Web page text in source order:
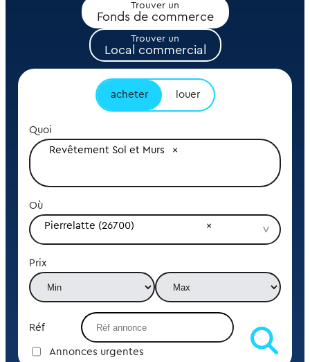
Trouver un
Fonds de commerce
Trouver un
Local commercial
acheter louer
Quoi
Revêtement Sol et Murs
Où
Pierrelatte (26700)
Prix
Réf
Annonces urgentes